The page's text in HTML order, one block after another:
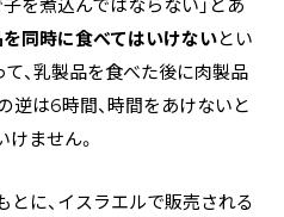
を煮込んではならない」とあ
同時に食べてはいけないとい
、乳製品を食べた後に肉製品
逆は6時間、時間をあけないと
ません。
に、イスラエルで販売される